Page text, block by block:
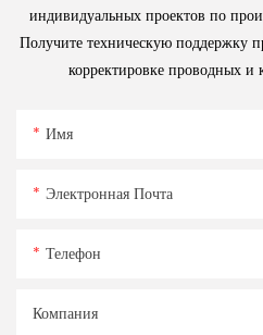
индивидуальных проектов по
Получите техническую поддержку
корректировке проводных и
Имя
Электронная Почта
Телефон
Компания